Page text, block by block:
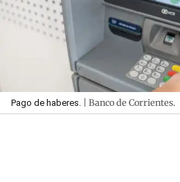
Pago de haberes. | Banco de Corrientes.